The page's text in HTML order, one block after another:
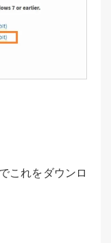
これをダウンロ